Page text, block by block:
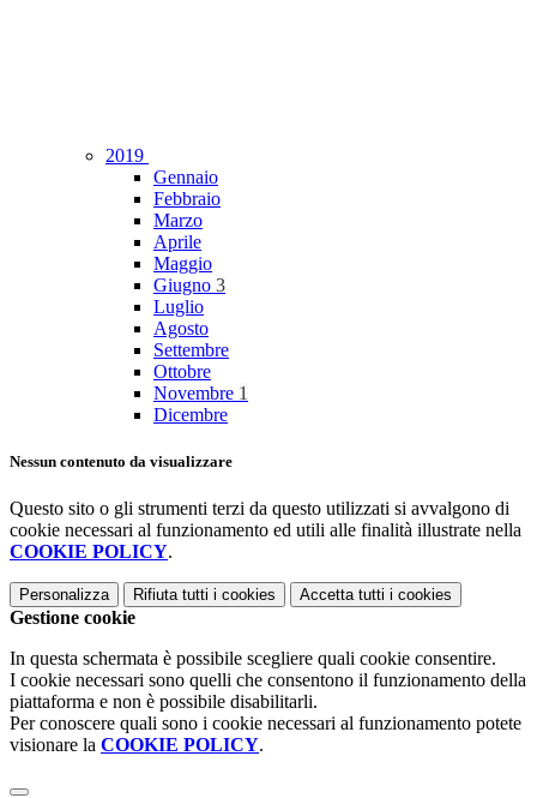
2019
Gennaio
Febbraio
Marzo
Aprile
Maggio
Giugno 3
Luglio
Agosto
Settembre
Ottobre
Novembre 1
Dicembre
Nessun contenuto da visualizzare
Questo sito o gli strumenti terzi da questo utilizzati si avvalgono di
cookie necessari al funzionamento ed utili alle finalità illustrate nella
COOKIE POLICY.
Personalizza Rifiuta tutti i cookies Accetta tutti i cookies
Gestione cookie
In questa schermata è possibile scegliere quali cookie consentire.
I cookie necessari sono quelli che consentono il funzionamento della
piattaforma e non è possibile disabilitarli.
Per conoscere quali sono i cookie necessari al funzionamento potete
visionare la COOKIE POLICY.